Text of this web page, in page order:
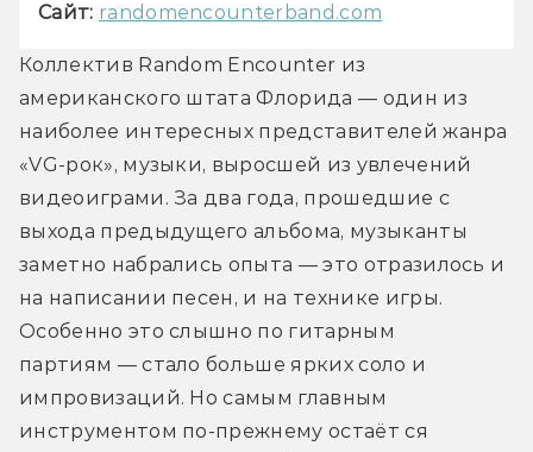
Сайт: randomencounterband.com
Коллектив Random Encounter из
американского штата Флорида — один из
наиболее интересных представителей жанра
«VG-рок», музыки, выросшей из увлечений
видеоиграми. За два года, прошедшие с
выхода предыдущего альбома, музыканты
заметно набрались опыта — это отразилось и
на написании песен, и на технике игры.
Особенно это слышно по гитарным
партиям — стало больше ярких соло и
импровизаций. Но самым главным
инструментом по-прежнему остаёт ся